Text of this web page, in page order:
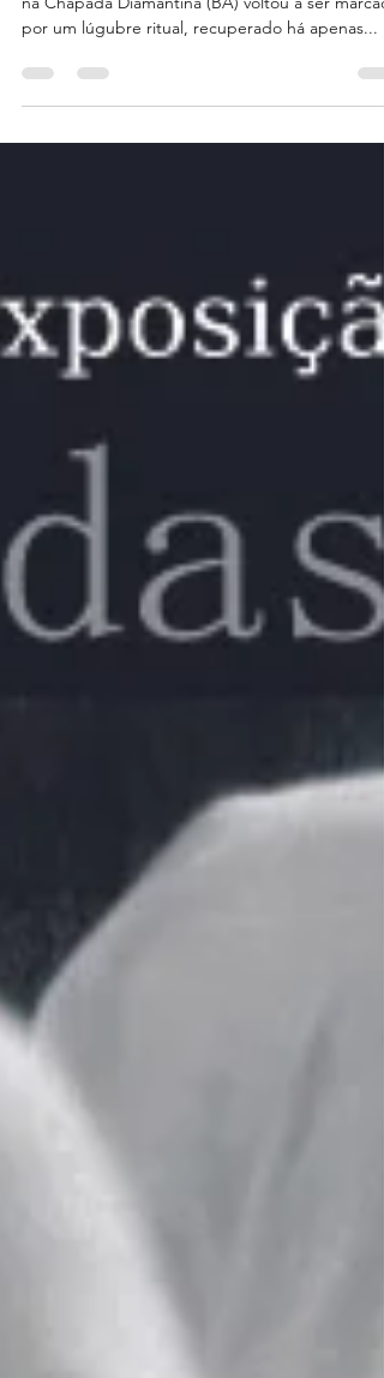
Terno das Almas Chamado aos mortos. A Páscoa
por um lúgubre ritual, recuperado há apenas...